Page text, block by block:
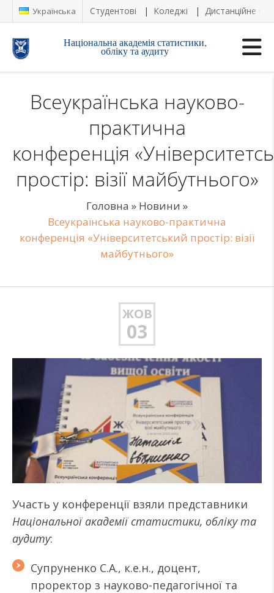
Українська Студентові Коледжі Дистанційне
Національна академія статистики,
обліку та аудиту
Всеукраїнська науково-
практична
конференція
простір: візії майбутнього»
Головна » Новини »
Всеукраїнська науково-практична
конференція «Університетський простір: візії
майбутнього»
ЖОВ
03
Участь у конференції взяли представники
Національної академії статистики, обліку та
аудиту:
Супруненко С.А., к.е.н., доцент,
проректор з науково-педагогічної та